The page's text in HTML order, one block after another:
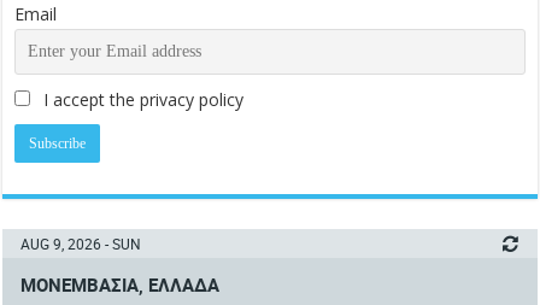
Email
I accept the privacy policy
AUG 9, 2026 - SUN
ΜΟΝΕΜΒΑΣΙΆ, ΕΛΛΆΔΑ